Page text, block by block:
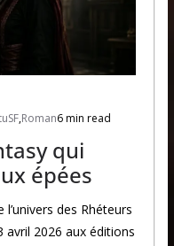
,Roman6 min read
qui
épées
des Rhéteurs
avril 2026 aux éditions